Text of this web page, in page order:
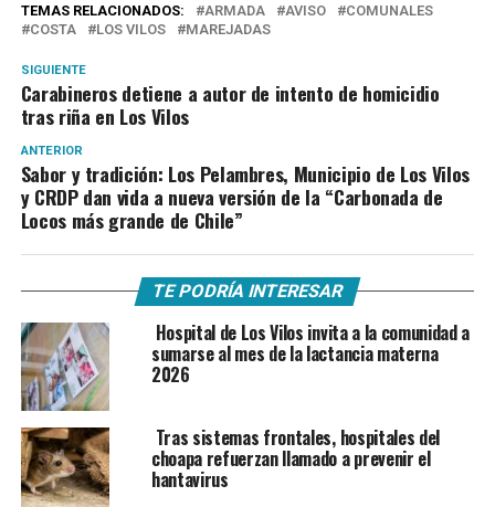
TEMAS RELACIONADOS: ARMADA AVISO
COMUNALES
COSTA
LOS VILOS MAREJADAS
SIGUIENTE
Carabineros detiene a autor de intento de homicidio
tras riña en Los Vilos
ANTERIOR
Sabor y tradición: Los Pelambres, Municipio de Los Vilos
y CRDP dan vida a nueva versión de la “Carbonada de
Locos más grande de Chile”
TE PODRÍA INTERESAR
Hospital de Los Vilos invita a la comunidad a
sumarse al mes de la lactancia materna
2026
Tras sistemas frontales, hospitales del
choapa refuerzan llamado a prevenir el
hantavirus